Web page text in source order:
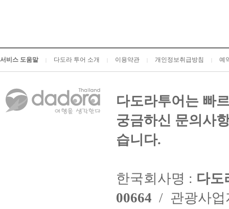
서비스 도움말 다도라 투어 소개 이용약관 개인정보취급방침 예
다도라투어는 빠
궁금하신 문의사
습니다.
한국회사명 : 다도
00664 / 관광사